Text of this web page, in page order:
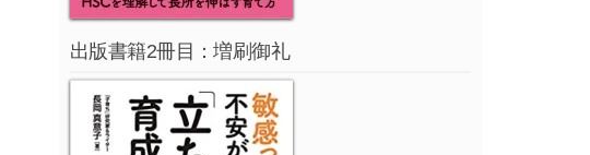
出版書籍2冊目：増刷御礼